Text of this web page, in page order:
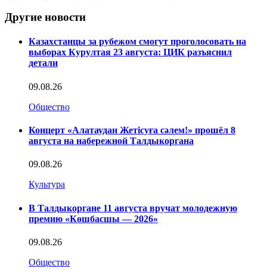
Другие новости
Казахстанцы за рубежом смогут проголосовать на
выборах Курултая 23 августа: ЦИК разъяснил
детали
09.08.26
Общество
Концерт «Алатаудан Жетісуға сәлем!» прошёл 8
августа на набережной Талдыкоргана
09.08.26
Культура
В Талдыкоргане 11 августа вручат молодежную
премию «Көшбасшы — 2026»
09.08.26
Общество